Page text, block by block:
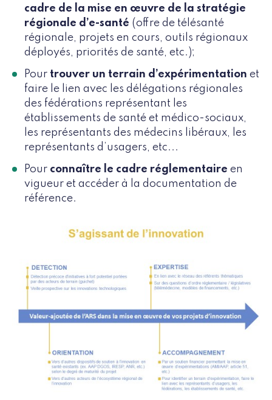
cadre de la mise en œuvre de la stratégie
régionale d’e-santé (offre de télésanté
régionale, projets en cours, outils régionaux
déployés, priorités de santé, etc.);
Pour trouver un terrain d’expérimentation et
faire le lien avec les délégations régionales
des fédérations représentant les
établissements de santé et médico-sociaux,
les représentants des médecins libéraux, les
représentants d’usagers, etc...
Pour connaître le cadre réglementaire en
vigueur et accéder à la documentation de
référence.